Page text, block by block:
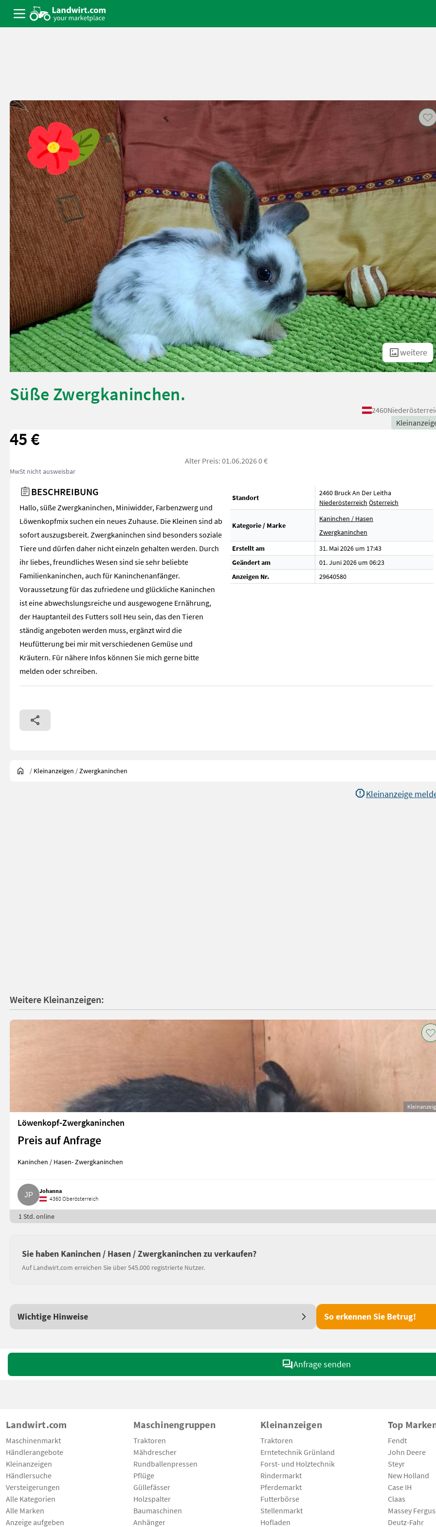
weitere
Süße Zwergkaninchen.
2460
45 €
Alter Preis: 01.06.2026 0 €
MwSt nicht ausweisbar
BESCHREIBUNG
Hallo, süße Zwergkaninchen, Miniwidder, Farbenzwerg und
Löwenkopfmix suchen ein neues Zuhause. Die Kleinen sind ab
sofort auszugsbereit. Zwergkaninchen sind besonders soziale
Tiere und dürfen daher nicht einzeln gehalten werden. Durch
ihr liebes, freundliches Wesen sind sie sehr beliebte
Familienkaninchen, auch für Kaninchenanfänger.
Voraussetzung für das zufriedene und glückliche Kaninchen
ist eine abwechslungsreiche und ausgewogene Ernährung,
der Hauptanteil des Futters soll Heu sein, das den Tieren
ständig angeboten werden muss, ergänzt wird die
Heufütterung bei mir mit verschiedenen Gemüse und
Kräutern. Für nähere Infos können Sie mich gerne bitte
melden oder schreiben.
Standort
2460 Bruck An Der Leitha
Niederösterreich Österreich
Kategorie / Marke
Kaninchen / Hasen
Zwergkaninchen
Erstellt am
31. Mai 2026 um 17:43
Geändert am
01. Juni 2026 um 06:23
Anzeigen Nr.
29640580
/ Kleinanzeigen /Zwergkaninchen
Kleinanzeige
Weitere Kleinanzeigen:
Löwenkopf-Zwergkaninchen
Preis auf Anfrage
Kaninchen / Hasen- Zwergkaninchen
Johanna
4360 Oberösterreich
1 Std. online
Sie haben Kaninchen / Hasen / Zwergkaninchen zu verkaufen?
Auf Landwirt.com erreichen Sie über 545.000 registrierte Nutzer.
Wichtige Hinweise So erkennen Sie Betrug!
Anfrage senden
Landwirt.com
Maschinenmarkt
Händlerangebote
Kleinanzeigen
Händlersuche
Versteigerungen
Alle Kategorien
Alle Marken
Anzeige aufgeben
Maschinengruppen
Traktoren
Mähdrescher
Rundballenpressen
Pflüge
Güllefässer
Holzspalter
Baumaschinen
Anhänger
Kleinanzeigen
Traktoren
Erntetechnik Grünland
Forst- und Holztechnik
Rindermarkt
Pferdemarkt
Futterbörse
Stellenmarkt
Hofladen
Top
Fendt
John Deere
Steyr
New Holland
Case IH
Claas
Massey
Deutz-Fahr